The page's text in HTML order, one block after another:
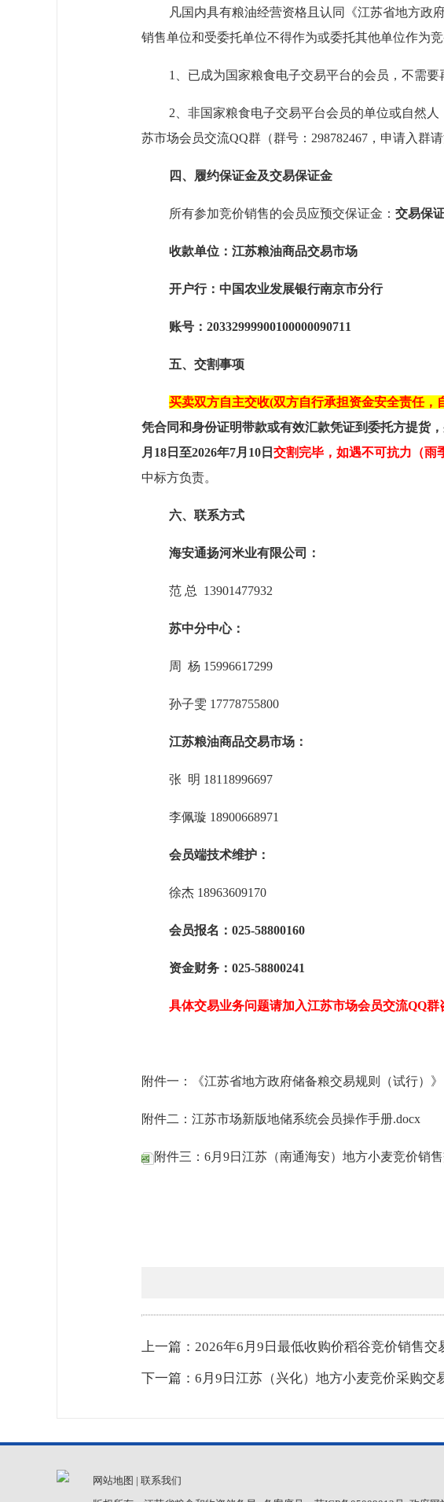
凡国内具有粮油经营资格且认同《江苏省地方政
销售单位和受委托单位不得作为或委托其他单位作为竞
1、已成为国家粮食电子交易平台的会员，不需要
2、非国家粮食电子交易平台会员的单位或自然
苏市场会员交流QQ群（群号： 298782467，申请入群
四、履约保证金及交易保证金
所有参加竞价销售的会员应预交保证金 ： 交易保
收款单位：江苏粮油商品交易市场
开户行：中国农业发展银行南京市分行
账号：20332999900100000090711
五、 交割事项
买卖双方自主交收(双方自行承担资金安全责任，
凭合同和身份证明带款或有效汇款凭证到委托方提货
月18日至2026年7月10日 交割完毕，如遇不可抗力（雨
中标方负责。
六、联系方式
海安通扬河米业有限公司：
范 总 13901477932
苏中分中心：
周 杨 15996617299
孙子雯 17778755800
江苏粮油商品交易市场：
张 明 18118996697
李佩璇 18900668971
会员端技术维护：
徐杰 18963609170
会员报名：025-58800160
资金财务：025-58800241
具体交易业务问题请加入江苏市场会员交流QQ群
附件一： 《江苏省地方政府储备粮交易规则（试行）》
附件二：江苏市场新版地储系统会员操作手册.docx
附件三：6月9日江苏（南通海安）地方小麦竞价销
上一篇：2026年6月9日最低收购价稻谷竞价销售交
下一篇：6月9日江苏（兴化）地方小麦竞价采购交
网站地图 | 联系我们